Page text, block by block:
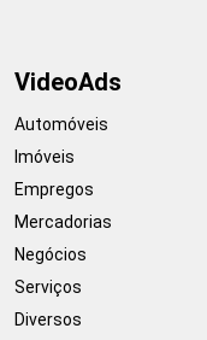
VideoAds
Automóveis
Imóveis
Empregos
Mercadorias
Negócios
Serviços
Diversos